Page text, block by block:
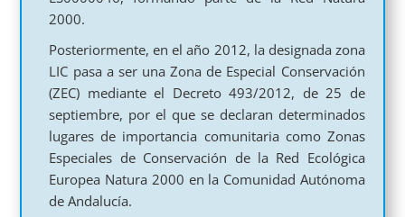
2000.
Posteriormente, en el año 2012, la designada zona
LIC pasa a ser una Zona de Especial Conservación
(ZEC) mediante el Decreto 493/2012, de 25 de
septiembre, por el que se declaran determinados
lugares de importancia comunitaria como Zonas
Especiales de Conservación de la Red Ecológica
Europea Natura 2000 en la Comunidad Autónoma
de Andalucía.